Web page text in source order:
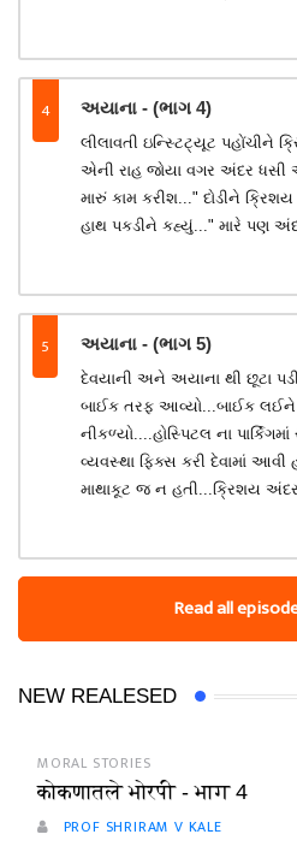
4 અયાના - (ભાગ 4)
લીલાવતી ઇન્સ્ટિટ્યૂટ પહોંચીને
એની રાહ જોયા વગર અંદર
મારું કામ કરીશ..." દોડીને
હાથ પકડીને કહ્યું..." મારે પણ
5 અયાના - (ભાગ 5)
દેવયાની અને અયાના થી છૂટા
બાઈક તરફ આવ્યો...બાઈક લઈને
નીકળ્યો....હોસ્પિટલ ના
વ્યવસ્થા ફિક્સ કરી દેવામાં આવી
માથાકૂટ જ ન હતી...ક્રિશય અંદર
Read all
NEW REALESED
MORAL STORIES
कोकणातले भोरपी - भाग 4
PROF SHRIRAM V KALE